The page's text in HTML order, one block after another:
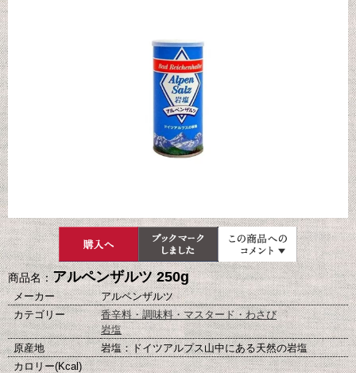
商品名：アルペンザルツ 250g
メーカー
アルペンザルツ
カテゴリー
香辛料・調味料・マスタード・わさび
岩塩
原産地
岩塩：ドイツアルプス山中にある天然の岩塩
カロリー(Kcal)